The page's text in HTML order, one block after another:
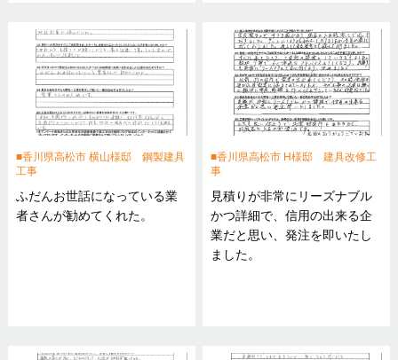
香川県高松市 横山様邸 鋼製建具
工事
ふだんお世話になっている業
者さんが勧めてくれた。
香川県高松市 H様邸 建具改修工
事
見積りが非常にリーズナブル
かつ詳細で、信用の出来る企
業だと思い、発注を即いたし
ました。